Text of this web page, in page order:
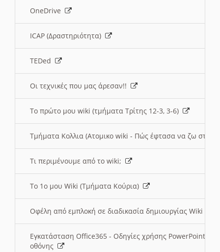
OneDrive
ICAP (Δραστηριότητα)
TEDed
Οι τεχνικές που μας άρεσαν!!
Το πρώτο μου wiki (τμήματα Τρίτης 12-3, 3-6)
Τμήματα Κολλια (Ατομικο wiki - Πώς έφτασα να ζω στην
Τι περιμένουμε από το wiki;
Το 1ο μου Wiki (Τμήματα Κούρια)
Οφέλη από εμπλοκή σε διαδικασία δημιουργίας Wiki
Εγκατάσταση Office365 - Οδηγίες χρήσης PowerPoint
οθόνης